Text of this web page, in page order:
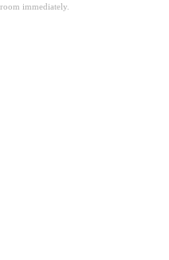
room immediately.